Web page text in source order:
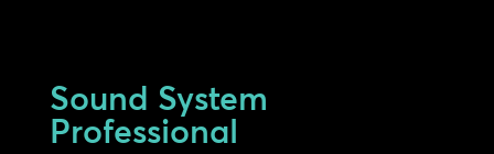
Sound System
Professional